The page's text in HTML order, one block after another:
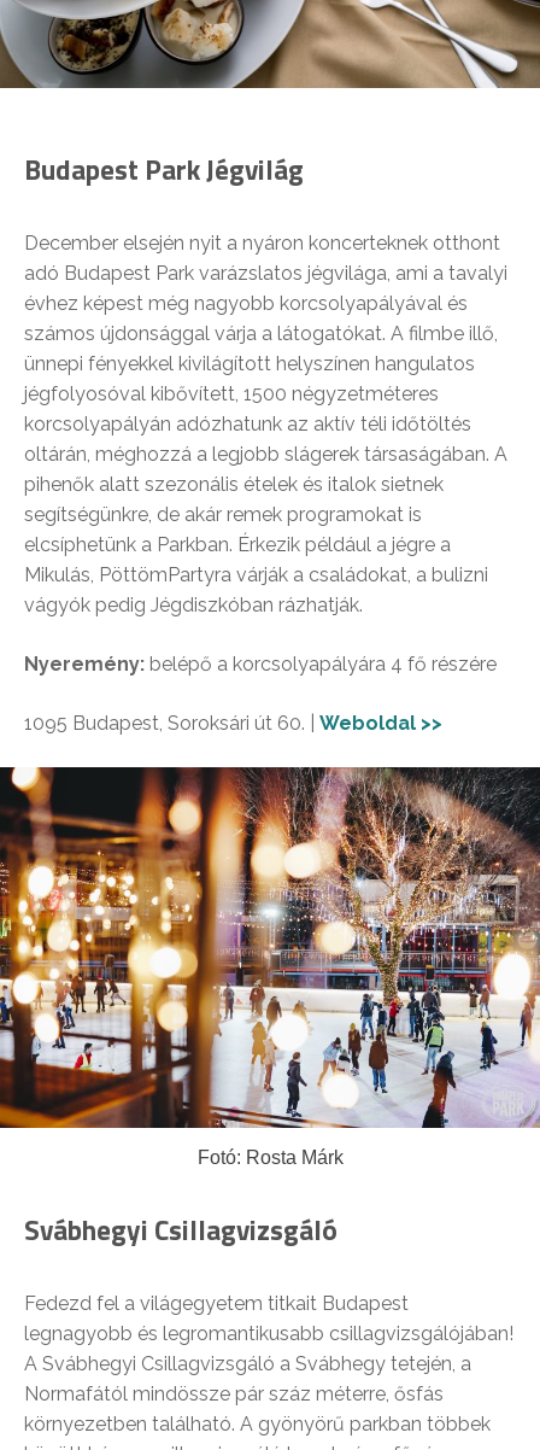
Budapest Park Jégvilág
December elsején nyit a nyáron koncerteknek otthont
adó Budapest Park varázslatos jégvilága, ami a tavalyi
évhez képest még nagyobb korcsolyapályával és
számos újdonsággal várja a látogatókat. A filmbe illő,
ünnepi fényekkel kivilágított helyszínen hangulatos
jégfolyosóval kibővített, 1500 négyzetméteres
korcsolyapályán adózhatunk az aktív téli időtöltés
oltárán, méghozzá a legjobb slágerek társaságában. A
pihenők alatt szezonális ételek és italok sietnek
segítségünkre, de akár remek programokat is
elcsíphetünk a Parkban. Érkezik például a jégre a
Mikulás, PöttömPartyra várják a családokat, a bulizni
vágyók pedig Jégdiszkóban rázhatják.
Nyeremény: belépő a korcsolyapályára 4 fő részére
1095 Budapest, Soroksári út 60. | Weboldal >>
Fotó: Rosta Márk
Svábhegyi Csillagvizsgáló
Fedezd fel a világegyetem titkait Budapest
legnagyobb és legromantikusabb csillagvizsgálójában!
A Svábhegyi Csillagvizsgáló a Svábhegy tetején, a
Normafától mindössze pár száz méterre, ősfás
környezetben található. A gyönyörű parkban többek